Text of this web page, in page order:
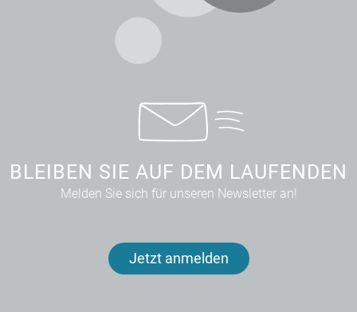
BLEIBEN SIE AUF DEM LAUFENDEN
Melden Sie sich für unseren Newsletter an!
Jetzt anmelden